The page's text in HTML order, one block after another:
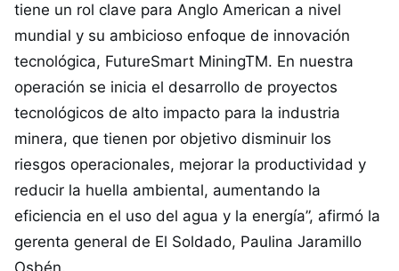
tiene un rol clave para Anglo American a nivel
mundial y su ambicioso enfoque de innovación
tecnológica, FutureSmart MiningTM. En nuestra
operación se inicia el desarrollo de proyectos
tecnológicos de alto impacto para la industria
minera, que tienen por objetivo disminuir los
riesgos operacionales, mejorar la productividad y
reducir la huella ambiental, aumentando la
eficiencia en el uso del agua y la energía”, afirmó la
gerenta general de El Soldado, Paulina Jaramillo